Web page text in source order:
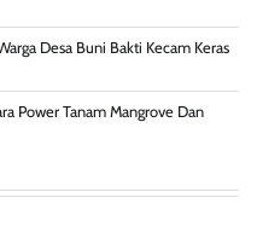
Desa Buni Bakti Kecam Keras
Power Tanam Mangrove Dan